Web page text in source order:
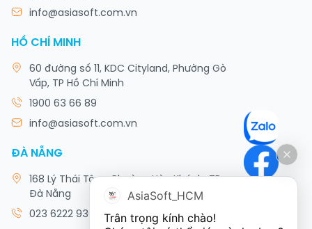
info@asiasoft.com.vn
HỒ CHÍ MINH
60 đường số 11, KDC Cityland, Phường Gò
Vấp, TP Hồ Chí Minh
1900 63 66 89
info@asiasoft.com.vn
ĐÀ NẴNG
168 Lý Thái Tông, Phường Hòa Khánh, TP
Đà Nẵng
023 6222 9308
AsiaSoft_HCM
Trân trọng kính chào!